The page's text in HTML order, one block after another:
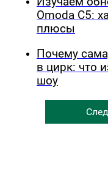
Omoda C5:
плюсы
Почему
в цирк: что
шоу